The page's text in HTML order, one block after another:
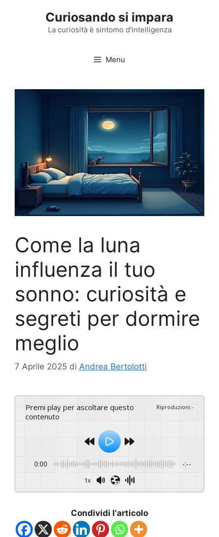
Curiosando si impara
La curiosità è sintomo d'intelligenza
Menu
Come la luna
influenza il tuo
sonno: curiosità e
segreti per dormire
meglio
7 Aprile 2025 di Andrea Bertolotti
Premi play per ascoltare questo
contenuto
Riproduzioni:-
0:00 -:--
1x
Condividi l'articolo